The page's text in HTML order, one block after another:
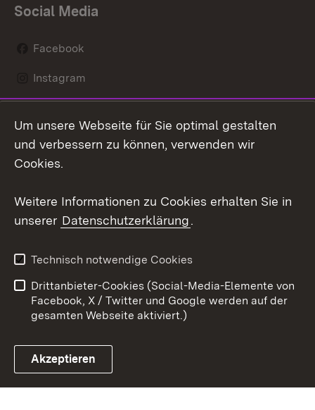
Social Media
Facebook
Instagram
Mastodon
Youtube
Link zum Landesportal
Kontakt
Datenschutz
Barrierefreiheit
Impressum Cookies
Um unsere Webseite für Sie optimal gestalten
und verbessern zu können, verwenden wir
Cookies.
Weitere Informationen zu Cookies erhalten Sie in
unserer Datenschutzerklärung.
Technisch notwendige Cookies
Drittanbieter-Cookies (Social-Media-Elemente von
Facebook, X / Twitter und Google werden auf der
gesamten Webseite aktiviert.)
Akzeptieren